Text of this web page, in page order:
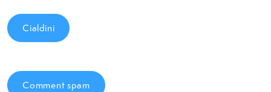
Cialdini
Comment spam